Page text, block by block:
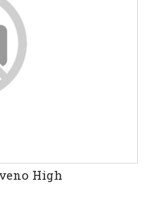
High